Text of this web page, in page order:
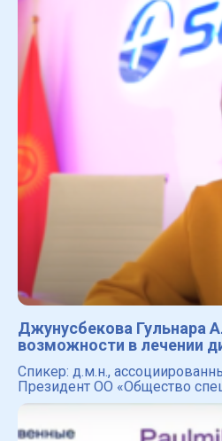
Джунусбекова Гульнара
возможности в лечении
Спикер: д.м.н.,
Президент ОО «Общество
артериальной гипертонии и
профилактике», заведующая
Казахского медици